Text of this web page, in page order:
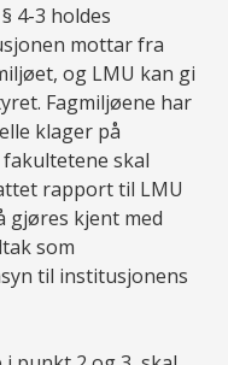
4-3 holdes
mottar fra
og LMU kan gi
Fagmiljøene har
klager på
skal
rapport til LMU
gjøres kjent med
som
til institusjonens